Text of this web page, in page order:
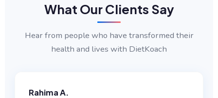
What Our Clients Say
Hear from people who have transformed their
health and lives with DietKoach
Rahima A.